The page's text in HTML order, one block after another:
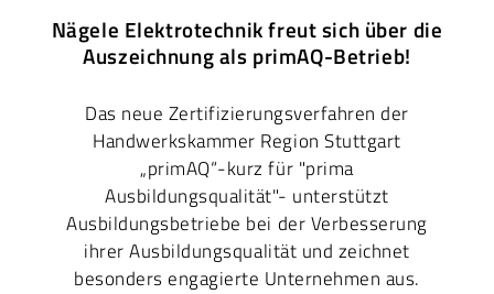
Nägele Elektrotechnik freut sich über die
Auszeichnung als primAQ-Betrieb!
Das neue Zertifizierungsverfahren der
Handwerkskammer Region Stuttgart
„primAQ“-kurz für "prima
Ausbildungsqualität"- unterstützt
Ausbildungsbetriebe bei der Verbesserung
ihrer Ausbildungsqualität und zeichnet
besonders engagierte Unternehmen aus.